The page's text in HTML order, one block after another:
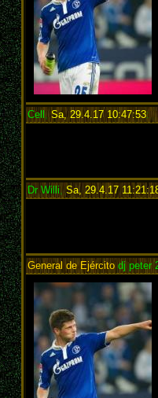
Cell , Sa, 29.4.17 10:47:53:
Dr Willi, Sa, 29.4.17
General de Ejércitodj peter